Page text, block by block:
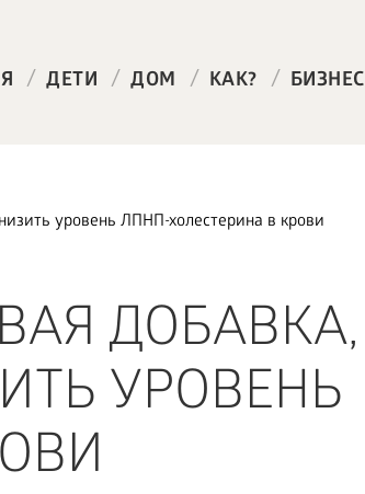
/ ДЕТИ / ДОМ / КАК? / БИЗНЕС
уровень ЛПНП-холестерина в крови
ДОБАВКА,
УРОВЕНЬ